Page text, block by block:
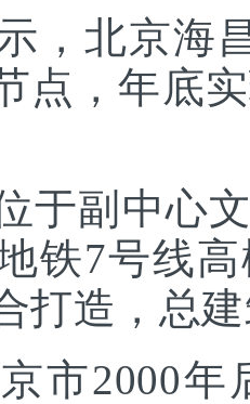
，北京海
点，年底
副中心文
铁7号线
打造，总
2000年